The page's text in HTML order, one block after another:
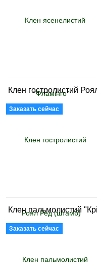
Клен гостролистий
Заказать сейчас
Клен пальмолистий
Заказать сейчас